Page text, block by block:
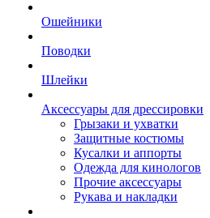
Ошейники
Поводки
Шлейки
Аксессуары для дрессировки
Грызаки и ухватки
Защитные костюмы
Кусалки и аппорты
Одежда для кинологов
Прочие аксессуары
Рукава и накладки